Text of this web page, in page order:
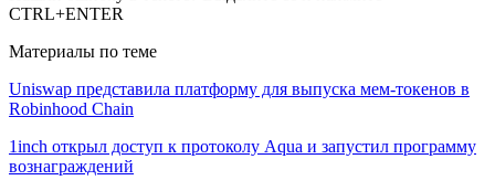
CTRL+ENTER
Материалы по теме
Uniswap представила платформу для выпуска мем-токенов в
Robinhood Chain
1inch открыл доступ к протоколу Aqua и запустил программу
вознаграждений